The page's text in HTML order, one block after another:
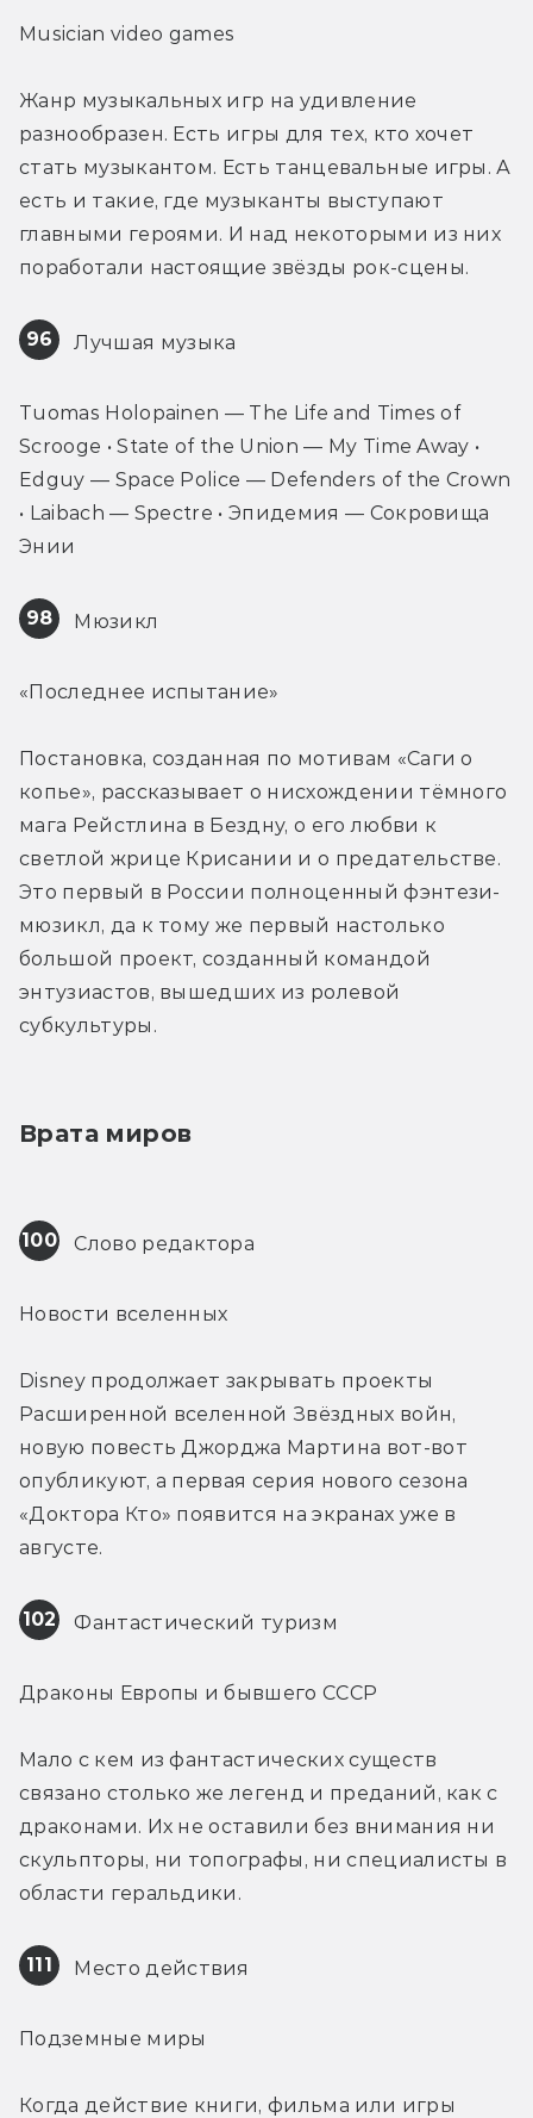
Musician video games
Жанр музыкальных игр на удивление
разнообразен. Есть игры для тех, кто хочет
стать музыкантом. Есть танцевальные игры. А
есть и такие, где музыканты выступают
главными героями. И над некоторыми из них
поработали настоящие звёзды рок-сцены.
96 Лучшая музыка
Tuomas Holopainen — The Life and Times of
Scrooge • State of the Union — My Time Away •
Edguy — Space Police — Defenders of the Crown
• Laibach — Spectre • Эпидемия — Сокровища
Энии
98 Мюзикл
«Последнее испытание»
Постановка, созданная по мотивам «Саги о
копье», рассказывает о нисхождении тёмного
мага Рейстлина в Бездну, о его любви к
светлой жрице Крисании и о предательстве.
Это первый в России полноценный фэнтези-
мюзикл, да к тому же первый настолько
большой проект, созданный командой
энтузиастов, вышедших из ролевой
субкультуры.
Врата миров
100 Слово редактора
Новости вселенных
Disney продолжает закрывать проекты
Расширенной вселенной Звёздных войн,
новую повесть Джорджа Мартина вот-вот
опубликуют, а первая серия нового сезона
«Доктора Кто» появится на экранах уже в
августе.
102 Фантастический туризм
Драконы Европы и бывшего СССР
Мало с кем из фантастических существ
связано столько же легенд и преданий, как с
драконами. Их не оставили без внимания ни
скульпторы, ни топографы, ни специалисты в
области геральдики.
111 Место действия
Подземные миры
Когда действие книги, фильма или игры